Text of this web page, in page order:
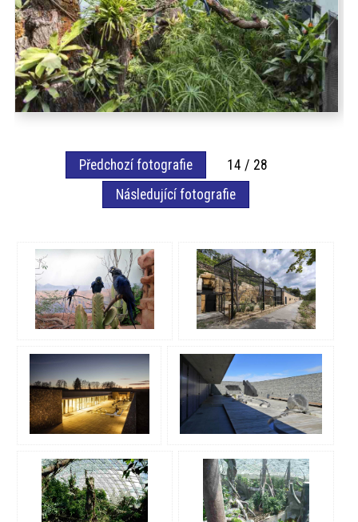
Předchozí fotografie
14 / 28
Následující fotografie